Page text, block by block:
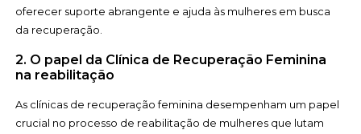
oferecer suporte abrangente e ajuda às mulheres em busca
da recuperação.
2. O papel da Clínica de Recuperação Feminina
na reabilitação
As clínicas de recuperação feminina desempenham um papel
crucial no processo de reabilitação de mulheres que lutam